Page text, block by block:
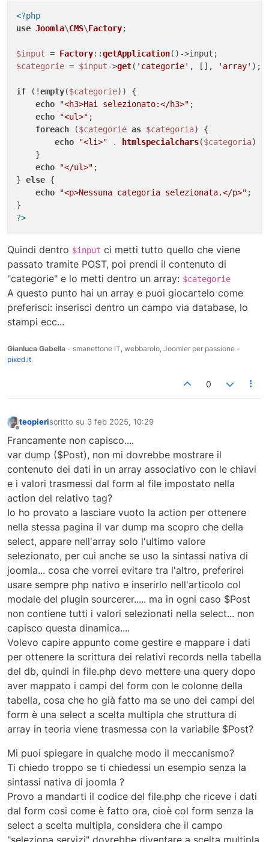
<?php
use Joomla\CMS\Factory;
$input = Factory::getApplication
$categorie = $input->get( 'categorie' , [], 'array' );
if (!empty($categorie)) {
echo
"<h3>Hai selezionato:</h3>" ;
echo
"<ul>" ;
foreach ($categorie as $categoria) {
echo
"<li>" . htmlspecialchars($categoria)
    }
echo
"</ul>" ;
} else {
echo
"<p>Nessuna categoria selezionata.</p>" ;
?>
Quindi dentro $input ci metti tutto quello che viene
passato tramite POST, poi prendi il contenuto di
"categorie" e lo metti dentro un array: $categorie
A questo punto hai un array e puoi giocartelo come
preferisci: inserisci dentro un campo via database, lo
stampi ecc...
Gianluca Gabella - smanettone IT, webbarolo, Joomler per passione -
pixed.it
0
teopieriscritto su 3 feb 2025, 10:29
ultima modifica di
Francamente non capisco....
var dump ($Post), non mi dovrebbe mostrare il
contenuto dei dati in un array associativo con le chiavi
e i valori trasmessi dal form al file impostato nella
action del relativo tag?
Io ho provato a lasciare vuoto la action per ottenere
nella stessa pagina il var dump ma scopro che della
select, appare nell'array solo l'ultimo valore
selezionato, per cui anche se uso la sintassi nativa di
joomla... cosa che vorrei evitare tra l'altro, preferirei
usare sempre php nativo e inserirlo nell'articolo col
modale del plugin sourcerer..... ma in ogni caso $Post
non contiene tutti i valori selezionati nella select... non
capisco questa dinamica....
Volevo capire appunto come gestire e mappare i dati
per ottenere la scrittura dei relativi records nella tabella
del db, quindi in file.php devo mettere una query dopo
aver mappato i campi del form con le colonne della
tabella, cosa che ho già fatto ma se uno dei campi del
form è una select a scelta multipla che struttura di
array in teoria viene trasmessa con la variabile $Post?
Mi puoi spiegare in qualche modo il meccanismo?
Ti chiedo troppo se ti chiedessi un esempio senza la
sintassi nativa di joomla ?
Provo a mandarti il codice del file.php che riceve i dati
dal form cosi come è fatto ora, cioè col form senza la
select a scelta multipla, considera che il campo